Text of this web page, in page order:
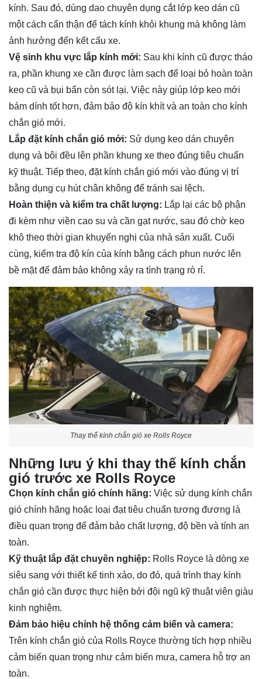
kính. Sau đó, dùng dao chuyên dụng cắt lớp keo dán cũ
một cách cẩn thận để tách kính khỏi khung mà không làm
ảnh hưởng đến kết cấu xe.
Vệ sinh khu vực lắp kính mới: Sau khi kính cũ được tháo
ra, phần khung xe cần được làm sạch để loại bỏ hoàn toàn
keo cũ và bụi bẩn còn sót lại. Việc này giúp lớp keo mới
bám dính tốt hơn, đảm bảo độ kín khít và an toàn cho kính
chắn gió mới.
Lắp đặt kính chắn gió mới: Sử dụng keo dán chuyên
dụng và bôi đều lên phần khung xe theo đúng tiêu chuẩn
kỹ thuật. Tiếp theo, đặt kính chắn gió mới vào đúng vị trí
bằng dụng cụ hút chân không để tránh sai lệch.
Hoàn thiện và kiểm tra chất lượng: Lắp lại các bộ phận
đi kèm như viền cao su và cần gạt nước, sau đó chờ keo
khô theo thời gian khuyến nghị của nhà sản xuất. Cuối
cùng, kiểm tra độ kín của kính bằng cách phun nước lên
bề mặt để đảm bảo không xảy ra tình trạng rò rỉ.
Thay thế kính chắn gió xe Rolls Royce
Những lưu ý khi thay thế kính chắn
gió trước xe Rolls Royce
Chọn kính chắn gió chính hãng: Việc sử dụng kính chắn
gió chính hãng hoặc loại đạt tiêu chuẩn tương đương là
điều quan trọng để đảm bảo chất lượng, độ bền và tính an
toàn.
Kỹ thuật lắp đặt chuyên nghiệp: Rolls Royce là dòng xe
siêu sang với thiết kế tinh xảo, do đó, quá trình thay kính
chắn gió cần được thực hiện bởi đội ngũ kỹ thuật viên giàu
kinh nghiệm.
Đảm bảo hiệu chỉnh hệ thống cảm biến và camera:
Trên kính chắn gió của Rolls Royce thường tích hợp nhiều
cảm biến quan trọng như cảm biến mưa, camera hỗ trợ an
toàn.